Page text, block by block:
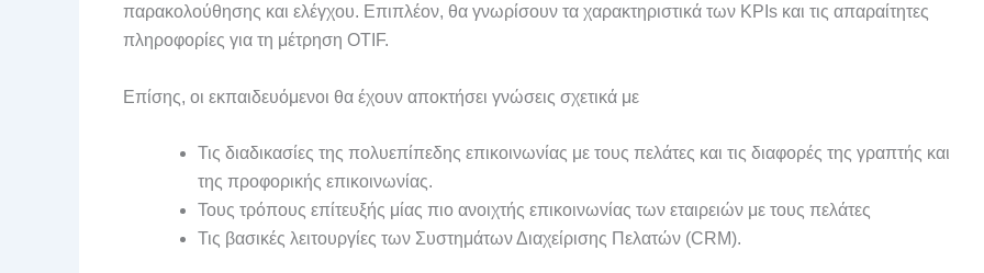
παρακολούθησης και ελέγχου. Επιπλέον, θα γνωρίσουν τα χαρακτηριστικά των KPIs και τις απαραίτητες
πληροφορίες για τη μέτρηση OTIF.
Επίσης, οι εκπαιδευόμενοι θα έχουν αποκτήσει γνώσεις σχετικά με
Τις διαδικασίες της πολυεπίπεδης επικοινωνίας με τους πελάτες και τις διαφορές της γραπτής και
της προφορικής επικοινωνίας.
Τους τρόπους επίτευξής μίας πιο ανοιχτής επικοινωνίας των εταιρειών με τους πελάτες
Τις βασικές λειτουργίες των Συστημάτων Διαχείρισης Πελατών (CRM).